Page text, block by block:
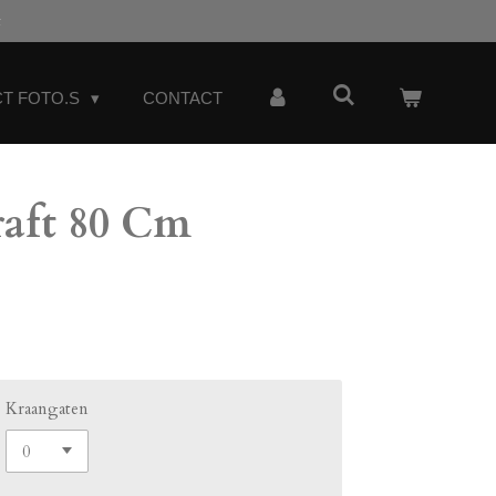
FOTO.S CONTACT
80 Cm
Kraangaten